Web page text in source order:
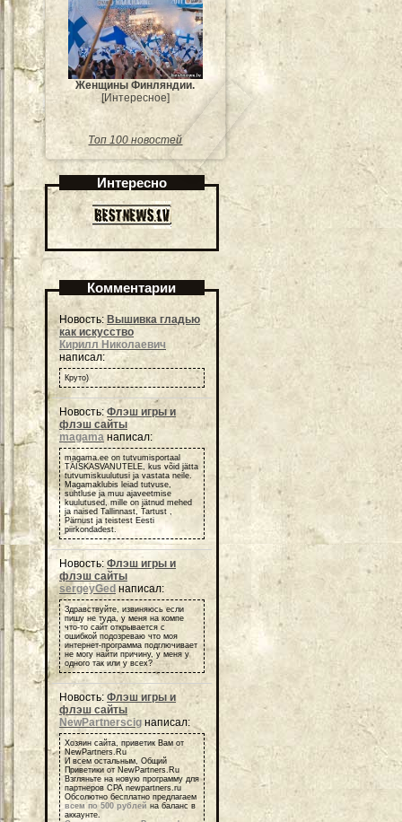
Женщины Финляндии.
[Интересное]
Топ 100 новостей
Интересно
Комментарии
Новость: Вышивка гладью
как искусство
Кирилл Николаевич
написал:
Круто)
Новость:Флэш игры и
флэш сайты
magama написал:
magama.ee on tutvumisportaal
TÄISKASVANUTELE, kus võid jätta
tutvumiskuulutusi ja vastata neile.
Magamaklubis leiad tutvuse,
suhtluse ja muu ajaveetmise
kuulutused, mille on jätnud mehed
ja naised Tallinnast, Tartust ,
Pärnust ja teistest Eesti
piirkondadest.
Новость: Флэш игры и
флэш сайты
sergeyGed написал:
Здравствуйте, извиняюсь если
пишу не туда, у меня на компе
что-то сайт открывается с
ошибкой подозреваю что моя
интернет-программа подглючивает
не могу найти причину, у меня у
одного так или у всех?
Новость: Флэш игры и
флэш сайты
NewPartnerscig написал:
Хозяин сайта, приветик Вам от
NewPartners.Ru
И всем остальным, Общий
Приветики от NewPartners.Ru
Взгляньте на новую программу для
партнеров СРА newpartners.ru
Обсолютно бесплатно предлагаем
всем по 500 рублей на баланс в
аккаунте.